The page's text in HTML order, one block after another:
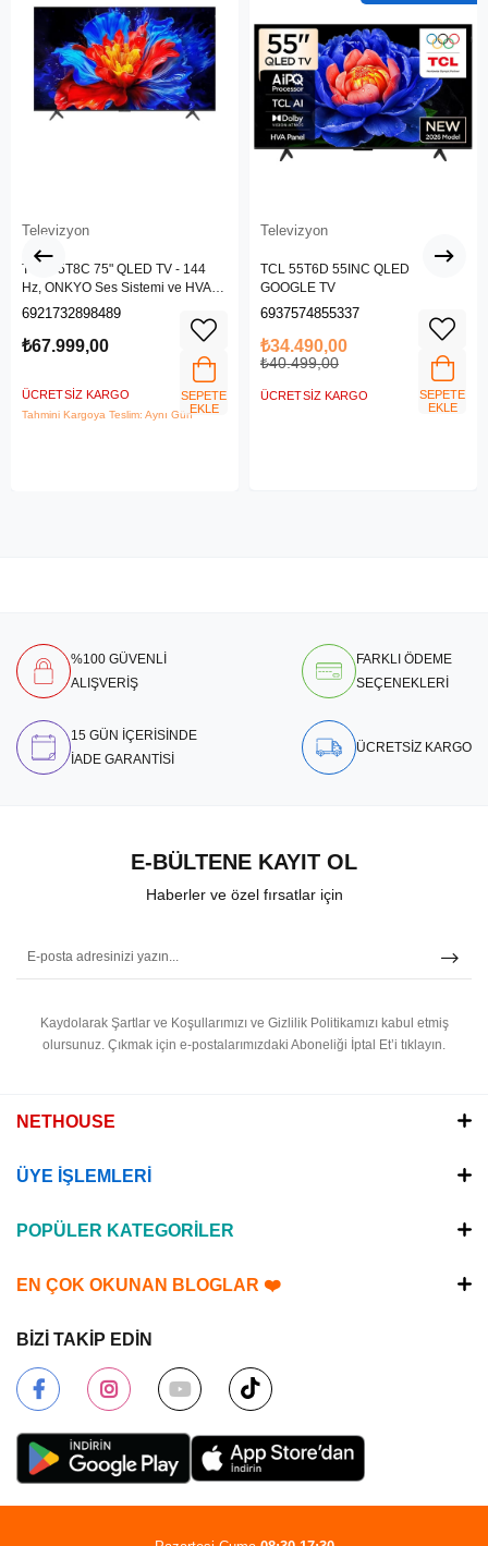
Televizyon
TCL 75T8C 75" QLED TV - 144
Hz, ONKYO Ses Sistemi ve HVA
Panel
6921732898489
₺67.999,00
ÜCRETSIZ KARGO
Tahmini Kargoya Teslim: Aynı Gün
SEPETE
EKLE
Televizyon
TCL 55T6D 55INC QLED
GOOGLE TV
6937574855337
₺34.490,00
₺40.499,00
ÜCRETSIZ KARGO
SEPETE
EKLE
%100 GÜVENLİ
ALIŞVERİŞ
FARKLI ÖDEME
SEÇENEKLERİ
15 GÜN İÇERİSİNDE
İADE GARANTİSİ
ÜCRETSİZ KARGO
E-BÜLTENE KAYIT OL
Haberler ve özel fırsatlar için
Kaydolarak Şartlar ve Koşullarımızı ve Gizlilik Politikamızı kabul etmiş
olursunuz. Çıkmak için e-postalarımızdaki Aboneliği İptal Et’i tıklayın.
NETHOUSE
ÜYE İŞLEMLERİ
POPÜLER KATEGORİLER
EN ÇOK OKUNAN BLOGLAR ❤️
BİZİ TAKİP EDİN